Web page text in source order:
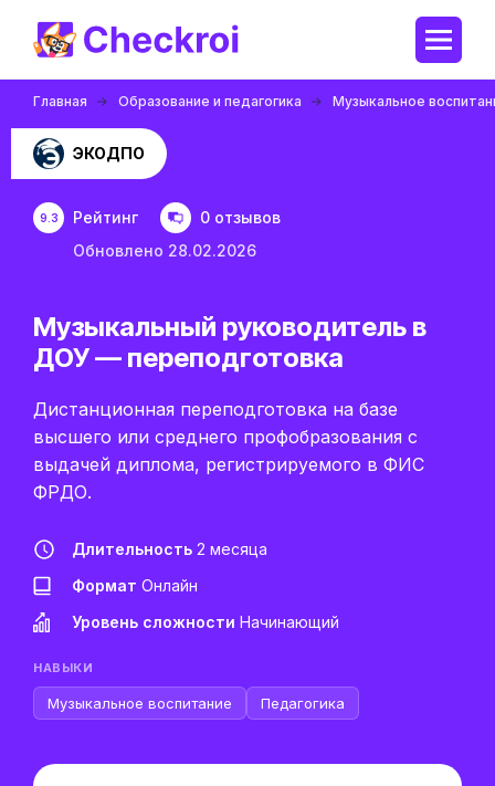
Главная Образование и педагогика Музыкальное
ЭКОДПО
9.3 Рейтинг
0 отзывов
Обновлено 28.02.2026
Музыкальный руководитель в
ДОУ — переподготовка
Дистанционная переподготовка на базе
высшего или среднего профобразования с
выдачей диплома, регистрируемого в ФИС
ФРДО.
Длительность 2 месяца
Формат Онлайн
Уровень сложности Начинающий
НАВЫКИ
Музыкальное воспитание Педагогика